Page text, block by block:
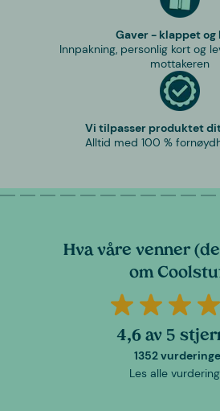
Gaver - klappet
Innpakning, personlig kort og
mottakeren
Vi tilpasser produktet
Alltid med 100 %
Hva våre venner
om
4,6 av 5
1352
Les alle